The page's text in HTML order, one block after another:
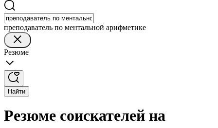
преподаватель по ментальной арифметике
Резюме
Найти
Резюме соискателей на